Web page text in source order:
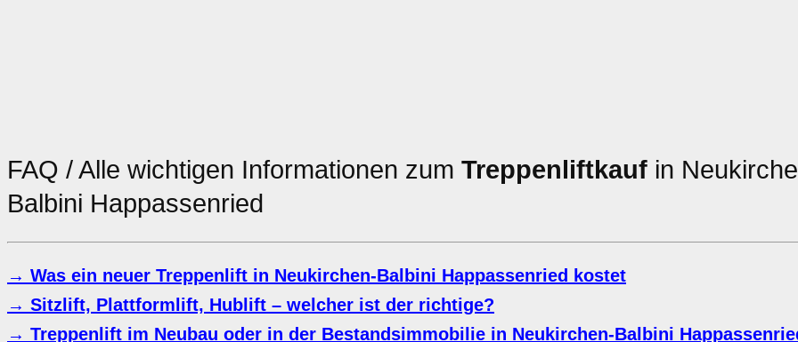
FAQ / Alle wichtigen Informationen zum Treppenliftkauf in
Balbini Happassenried
→ Was ein neuer Treppenlift in Neukirchen-Balbini Happassenried kostet
→ Sitzlift, Plattformlift, Hublift – welcher ist der richtige?
→ Treppenlift im Neubau oder in der Bestandsimmobilie in Neukirchen-Balbini